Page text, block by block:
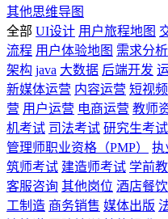
其他思维导图
全部 UI设计 用户旅程地图
流程 用户体验地图 需求分析
架构 java 大数据 后端开发
新媒体运营 内容运营 短视
营 用户运营 电商运营 教师
机考试 司法考试 研究生考试
管理师职业资格（PMP）
执
筑师考试 建造师考试 学前
客服咨询 其他岗位 酒店餐饮
工制造 商务销售 媒体出版